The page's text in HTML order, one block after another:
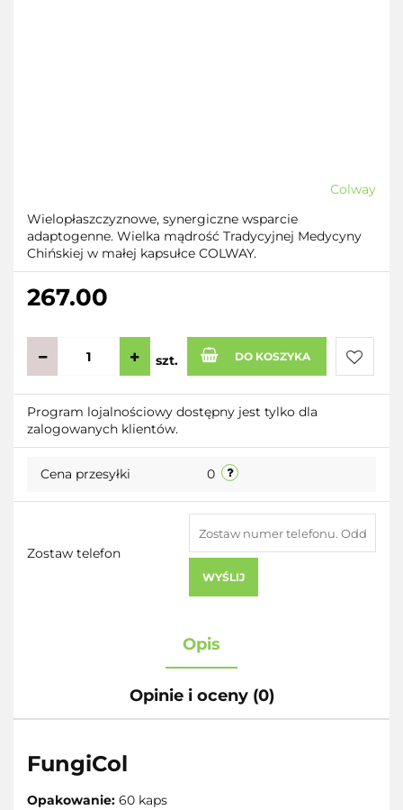
Colway
Wielopłaszczyznowe, synergiczne wsparcie
adaptogenne. Wielka mądrość Tradycyjnej Medycyny
Chińskiej w małej kapsułce COLWAY.
267.00
szt. DO KOSZYKA
Do
Program lojalnościowy dostępny jest tylko dla
zalogowanych klientów.
Cena przesyłki 0
Zostaw telefon
WYŚLIJ
Opis
Opinie i oceny (0)
FungiCol
Opakowanie: 60 kaps